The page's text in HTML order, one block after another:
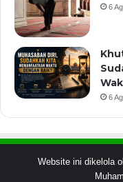
6
6
Website ini dikelola